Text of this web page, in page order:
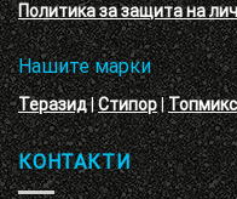
Политика за защита на
Нашите марки
Теразид|Стипор|Топмикс
КОНТАКТИ